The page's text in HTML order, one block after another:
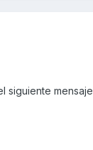
siguiente mensaje